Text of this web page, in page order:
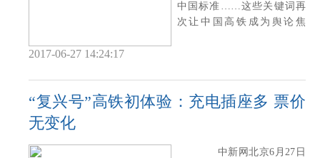
中国标准……这些关键词再
次让中国高铁成为舆论焦
2017-06-27 14:24:17
“复兴号”高铁初体验：充电插座多 票价
无变化
中新网北京6月27日